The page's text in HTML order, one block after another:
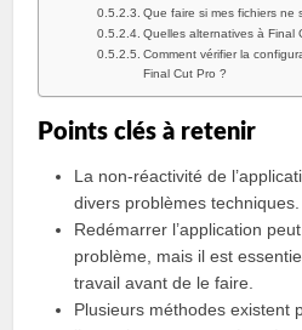
Que faire si mes fichiers ne
Quelles alternatives à Final
Comment vérifier la
Final Cut Pro ?
Points clés à retenir
La non-réactivité de
divers problèmes techniques.
Redémarrer l’application
problème, mais il est
travail avant de le faire.
Plusieurs méthodes existent